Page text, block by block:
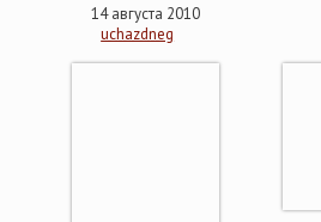
14 августа 2010
uchazdneg